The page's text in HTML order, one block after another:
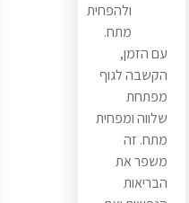
ולהפחית
מתח.
עם הזמן,
הקשבה לגוף
מפתחת
שלווה ומפחית
מתח. זה
משפר את
הבריאות